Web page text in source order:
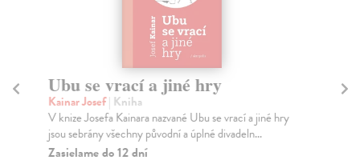
Ubu se vrací a jiné hry
Kainar Josef| Kniha
V knize Josefa Kainara nazvané Ubu se vrací a jiné hry
jsou sebrány všechny původní a úplné divadeln...
Zasielame do 12 dní